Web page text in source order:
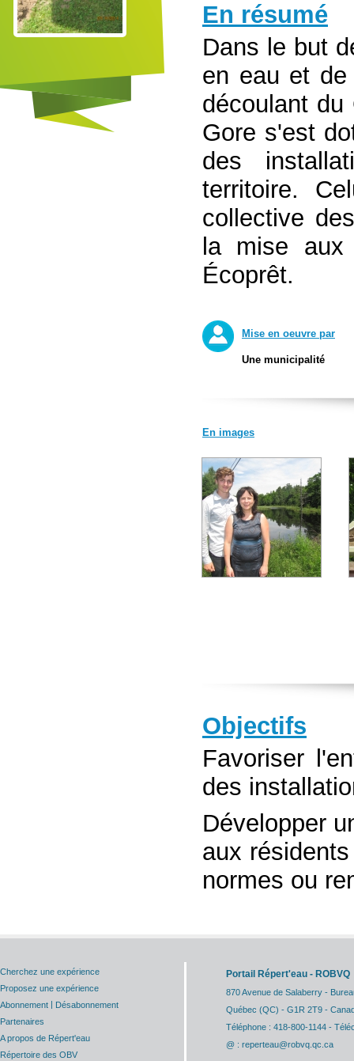
En résumé
Dans le but
en eau et de
découlant
Gore s'est
des
territoire.
collective
la mise
Écoprêt.
Mise en oeuvre par
Une municipalité
En images
Objectifs
Favoriser
des
Développer
aux
normes ou
Cherchez une expérience
Proposez une expérience
Abonnement | Désabonnement
Partenaires
A propos de Répert'eau
Répertoire des OBV
Portail Répert'eau - ROBVQ
870 Avenue de Salaberry -
Québec (QC) - G1R 2T9 -
Téléphone : 418-800-1144 -
@ : reperteau@robvq.qc.ca